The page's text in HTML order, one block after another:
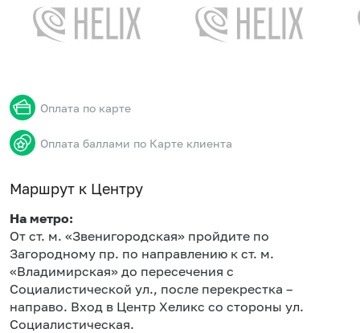
Оплата по карте
Оплата баллами по Карте клиента
Маршрут к Центру
На метро:
От ст. м. «Звенигородская» пройдите по
Загородному пр. по направлению к ст. м.
«Владимирская» до пересечения с
Социалистической ул., после перекрестка –
направо. Вход в Центр Хеликс со стороны ул.
Социалистическая.